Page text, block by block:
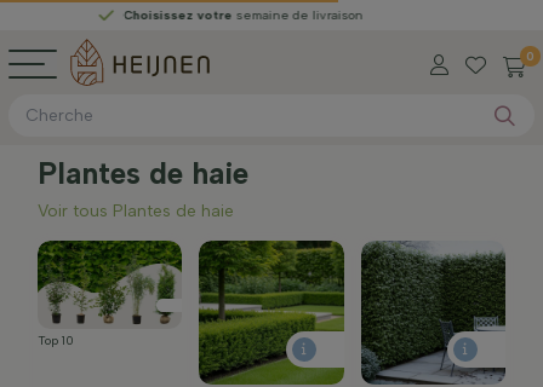
Choisissez votresemaine de livraison
0
Plantes de haie
Voir tous Plantes de haie
Top 10